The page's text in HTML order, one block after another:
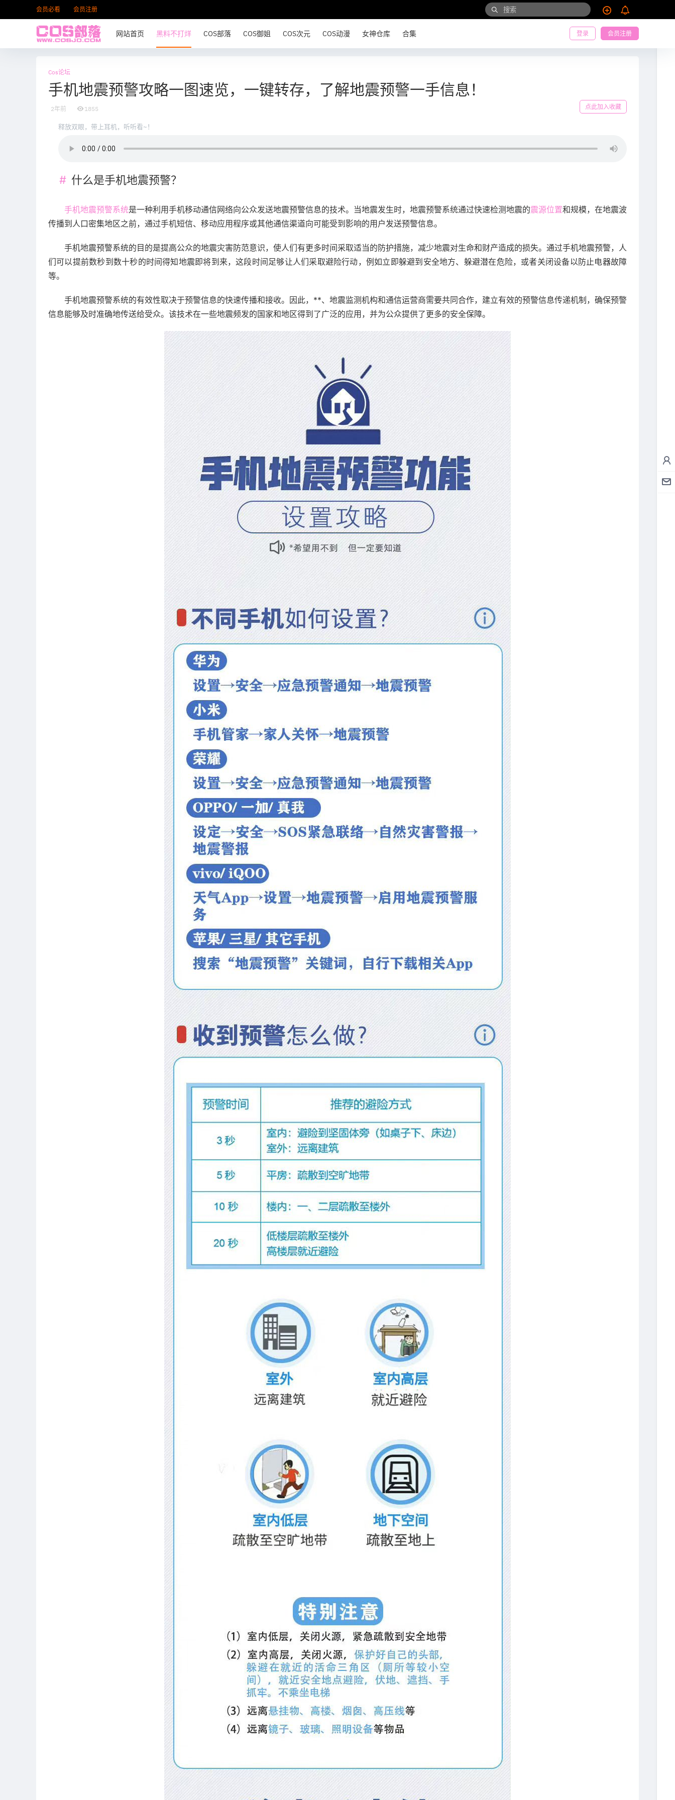
会员必看 会员注册
登录 会员注册
网站首页 黑料不打烊 COS部落 COS御姐 COS次元 COS动漫 女神仓库 合集
Cos论坛
手机地震预警攻略一图速览，一键转存，了解地震预警一手信息！
2年前 1855 点此加入收藏
释放双眼，带上耳机，听听看~！
什么是手机地震预警？
手机地震预警系统是一种利用手机移动通信网络向公众发送地震预警信息的技术。当地震发生时，地震预警系统通过快速检测地震的震源位置和规模，在地震波
传播到人口密集地区之前，通过手机短信、移动应用程序或其他通信渠道向可能受到影响的用户发送预警信息。
手机地震预警系统的目的是提高公众的地震灾害防范意识，使人们有更多时间采取适当的防护措施，减少地震对生命和财产造成的损失。通过手机地震预警，人
们可以提前数秒到数十秒的时间得知地震即将到来，这段时间足够让人们采取避险行动，例如立即躲避到安全地方、躲避潜在危险，或者关闭设备以防止电器故障
等。
手机地震预警系统的有效性取决于预警信息的快速传播和接收。因此，**、地震监测机构和通信运营商需要共同合作，建立有效的预警信息传递机制，确保预警
信息能够及时准确地传送给受众。该技术在一些地震频发的国家和地区得到了广泛的应用，并为公众提供了更多的安全保障。